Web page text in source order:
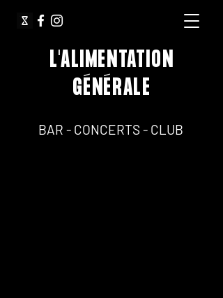
L'ALIMENTATION
GÉNÉRALE
BAR - CONCERTS - CLUB